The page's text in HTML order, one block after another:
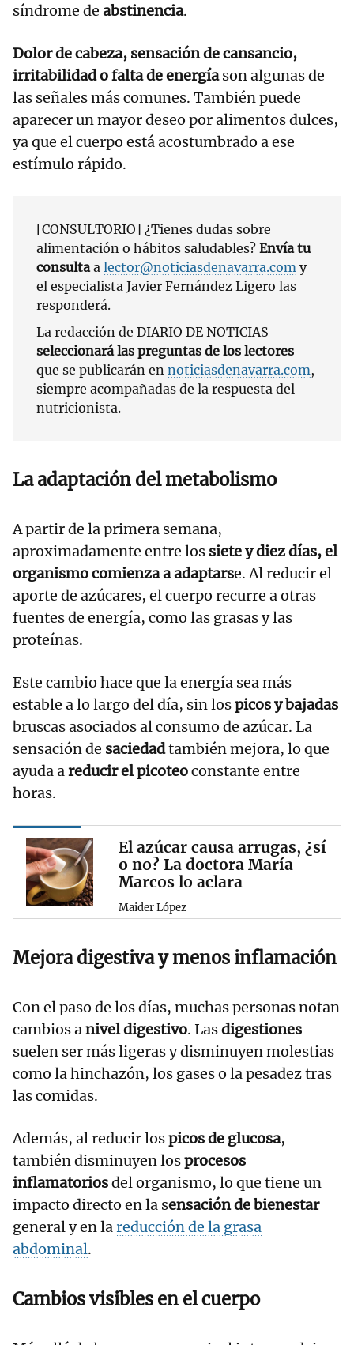
síndrome de abstinencia.
Dolor de cabeza, sensación de cansancio,
irritabilidad o falta de energíason algunas de
las señales más comunes. También puede
aparecer un mayor deseo por alimentos dulces,
ya que el cuerpo está acostumbrado a ese
estímulo rápido.
[CONSULTORIO] ¿Tienes dudas sobre
alimentación o hábitos saludables? Envía tu
consultaa lector@noticiasdenavarra.com y
el especialista Javier Fernández Ligero las
responderá.
La redacción de DIARIO DE NOTICIAS
seleccionará las preguntas de los lectores
que se publicarán en noticiasdenavarra.com,
siempre acompañadas de la respuesta del
nutricionista.
La adaptación del metabolismo
A partir de la primera semana,
aproximadamente entre los siete y diez días, el
organismo comienza a adaptarse. Al reducir el
aporte de azúcares, el cuerpo recurre a otras
fuentes de energía, como las grasas y las
proteínas.
Este cambio hace que la energía sea más
estable a lo largo del día, sin lospicos y bajadas
bruscas asociados al consumo de azúcar. La
sensación de saciedadtambién mejora, lo que
ayuda areducir el picoteoconstante entre
horas.
El azúcar causa arrugas, ¿sí
o no? La doctora María
Marcos lo aclara
Maider López
Mejora digestiva y menos inflamación
Con el paso de los días, muchas personas notan
cambios anivel digestivo. Lasdigestiones
suelen ser más ligeras y disminuyen molestias
como la hinchazón, los gases o la pesadez tras
las comidas.
Además, al reducir lospicos de glucosa,
también disminuyen losprocesos
inflamatoriosdel organismo, lo que tiene un
impacto directo en la sensación de bienestar
general y en lareducción de la grasa
abdominal.
Cambios visibles en el cuerpo